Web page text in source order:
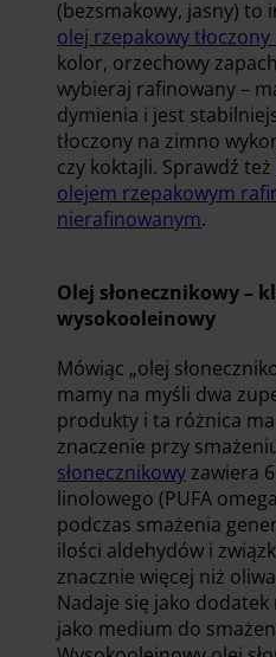
(bezsmakowy, jasny) to
olej rzepakowy
kolor, orzechowy
wybieraj rafinowany –
dymienia i jest
tłoczony na zimno
czy koktajli. Sprawdź też
olejem rzepakowym
nierafinowanym.
Olej słonecznikowy –
wysokooleinowy
Mówiąc „olej
mamy na myśli dwa
produkty i ta różnica
znaczenie przy
słonecznikowyzawiera
linolowego (PUFA
podczas smażenia
ilości aldehydów i
znacznie więcej niż
Nadaje się jako
jako medium do